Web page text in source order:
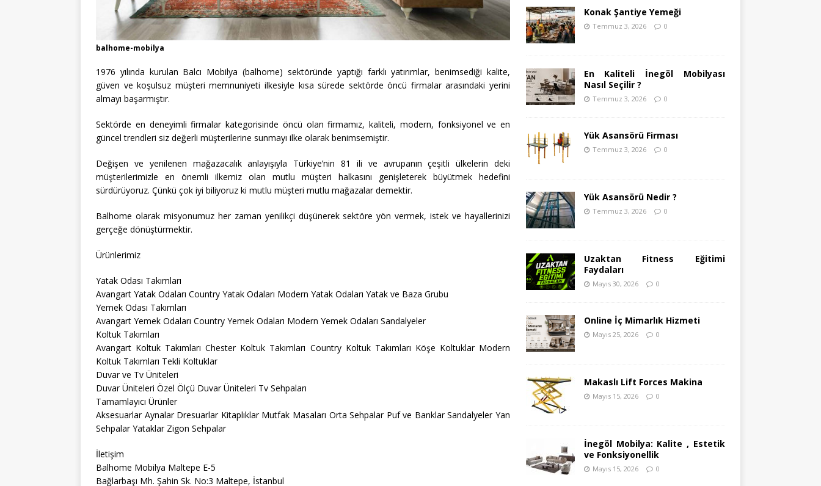
balhome-mobilya
1976 yılında kurulan Balcı Mobilya (balhome) sektöründe yaptığı farklı yatırımlar, benimsediği kalite,
güven ve koşulsuz müşteri memnuniyeti ilkesiyle kısa sürede sektörde öncü firmalar arasındaki yerini
almayı başarmıştır.
Sektörde en deneyimli firmalar kategorisinde öncü olan firmamız, kaliteli, modern, fonksiyonel ve en
güncel trendleri siz değerli müşterilerine sunmayı ilke olarak benimsemiştir.
Değişen ve yenilenen mağazacalık anlayışıyla Türkiye’nin 81 ili ve avrupanın çeşitli ülkelerin deki
müşterilerimizle en önemli ilkemiz olan mutlu müşteri halkasını genişleterek büyütmek hedefini
sürdürüyoruz. Çünkü çok iyi biliyoruz ki mutlu müşteri mutlu mağazalar demektir.
Balhome olarak misyonumuz her zaman yenilikçi düşünerek sektöre yön vermek, istek ve hayallerinizi
gerçeğe dönüştürmektir.
Ürünlerimiz
Yatak Odası Takımları
Avangart Yatak Odaları Country Yatak Odaları Modern Yatak Odaları Yatak ve Baza Grubu
Yemek Odası Takımları
Avangart Yemek Odaları Country Yemek Odaları Modern Yemek Odaları Sandalyeler
Koltuk Takımları
Avangart Koltuk Takımları Chester Koltuk Takımları Country Koltuk Takımları Köşe Koltuklar Modern
Koltuk Takımları Tekli Koltuklar
Duvar ve Tv Üniteleri
Duvar Üniteleri Özel Ölçü Duvar Üniteleri Tv Sehpaları
Tamamlayıcı Ürünler
Aksesuarlar Aynalar Dresuarlar Kitaplıklar Mutfak Masaları Orta Sehpalar Puf ve Banklar Sandalyeler Yan
Sehpalar Yataklar Zigon Sehpalar
İletişim
Balhome Mobilya Maltepe E-5
Bağlarbaşı Mh. Şahin Sk. No:3 Maltepe, İstanbul
Konak Şantiye Yemeği
Temmuz 3, 2026 0
En Kaliteli İnegöl Mobilyası
Nasıl Seçilir ?
Temmuz 3, 2026 0
Yük Asansörü Firması
Temmuz 3, 2026 0
Yük Asansörü Nedir ?
Temmuz 3, 2026 0
Uzaktan Fitness Eğitimi
Faydaları
Mayıs 30, 2026 0
Online İç Mimarlık Hizmeti
Mayıs 25, 2026 0
Makaslı Lift Forces Makina
Mayıs 15, 2026 0
İnegöl Mobilya: Kalite , Estetik
ve Fonksiyonellik
Mayıs 15, 2026 0